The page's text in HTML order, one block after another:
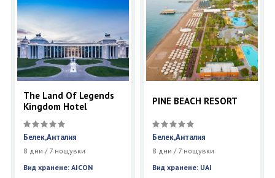
The Land Of Legends
Kingdom Hotel
Белек,Анталия
8 дни / 7 нощувки
Вид хранене: AICON
PINE BEACH RESORT
Белек,Анталия
8 дни / 7 нощувки
Вид хранене: UAI